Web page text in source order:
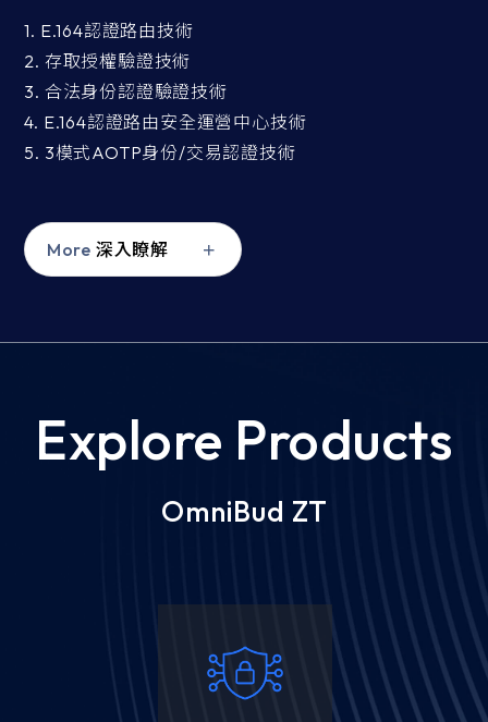
1. E.164認證路由技術
2. 存取授權驗證技術
3. 合法身份認證驗證技術
4. E.164認證路由安全運營中心技術
5. 3模式AOTP身份/交易認證技術
More 深入瞭解
Explore Products
OmniBud ZT